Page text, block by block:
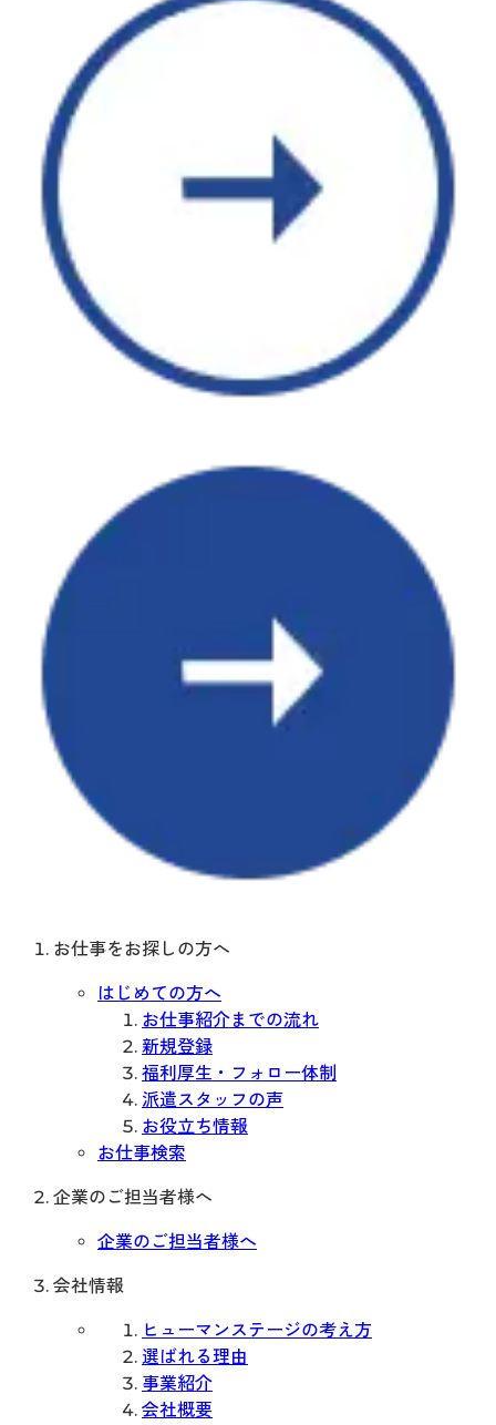
お仕事をお探しの方へ
はじめての方へ
お仕事紹介までの流れ
新規登録
福利厚生・フォロー体制
派遣スタッフの声
お役立ち情報
お仕事検索
企業のご担当者様へ
企業のご担当者様へ
会社情報
ヒューマンステージの考え方
選ばれる理由
事業紹介
会社概要